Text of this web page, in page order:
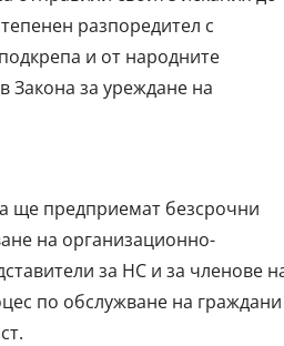
разпоредител с
и от народните
Закона за уреждане на
ще предприемат безсрочни
на организационно-
за НС и за членове
по обслужване на граждани